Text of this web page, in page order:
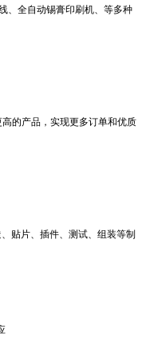
、全自动锡膏印刷机、等多种
的产品，实现更多订单和优质
贴片、插件、测试、组装等制